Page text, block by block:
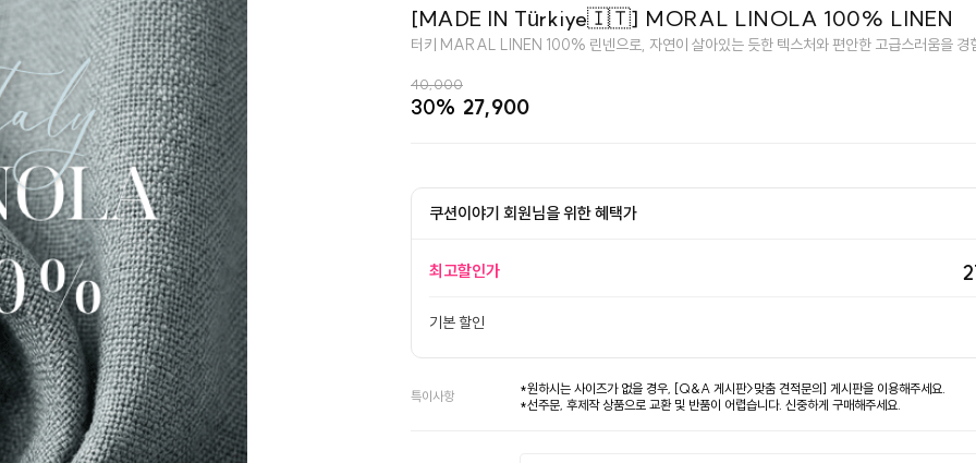
[MADE IN Türkiye🇮🇹] MORAL LINOLA 100% LINEN
터키 MARAL LINEN 100% 린넨으로, 자연이 살아있는 듯한 텍스처와 편안한 고급스러움을 경
40,000
30% 27,900
쿠션이야기 회원님을 위한 혜택가
최고할인가
기본 할인
특이사항
*원하시는 사이즈가 없을 경우, [Q&A 게시판>맞춤 견적문의] 게시판을 이용해주세요.
*선주문, 후제작 상품으로 교환 및 반품이 어렵습니다. 신중하게 구매해주세요.